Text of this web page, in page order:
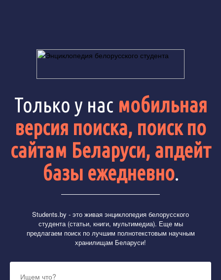
Только у нас мобильная
версия поиска, поиск по
сайтам Беларуси, апдейт
базы ежедневно.
Students.by - это живая энциклопедия белорусского
студента (статьи, книги, мультимедиа). Еще мы
предлагаем поиск по лучшим полнотекстовым научным
хранилищам Беларуси!